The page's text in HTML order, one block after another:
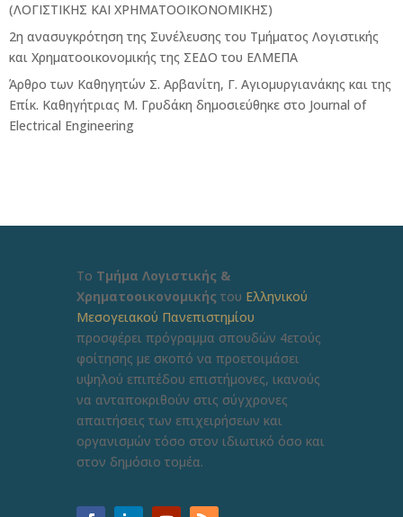
(ΛΟΓΙΣΤΙΚΗΣ ΚΑΙ ΧΡΗΜΑΤΟΟΙΚΟΝΟΜΙΚΗΣ)
2η ανασυγκρότηση της Συνέλευσης του Τμήματος Λογιστικής
και Χρηματοοικονομικής της ΣΕΔΟ του ΕΛΜΕΠΑ
Άρθρο των Καθηγητών Σ. Αρβανίτη, Γ. Αγιομυργιανάκης και της
Επίκ. Καθηγήτριας Μ. Γρυδάκη δημοσιεύθηκε στο Journal of
Electrical Engineering
Το Τμήμα Λογιστικής &
Χρηματοοικονομικής του Ελληνικού
Μεσογειακού Πανεπιστημίου
προσφέρει πρόγραμμα σπουδών 4ετούς
φοίτησης με σκοπό να προετοιμάσει
υψηλού επιπέδου επιστήμονες, ικανούς
να ανταποκριθούν στις σύγχρονες
απαιτήσεις των επιχειρήσεων και
οργανισμών τόσο στον ιδιωτικό όσο και
στον δημόσιο τομέα.